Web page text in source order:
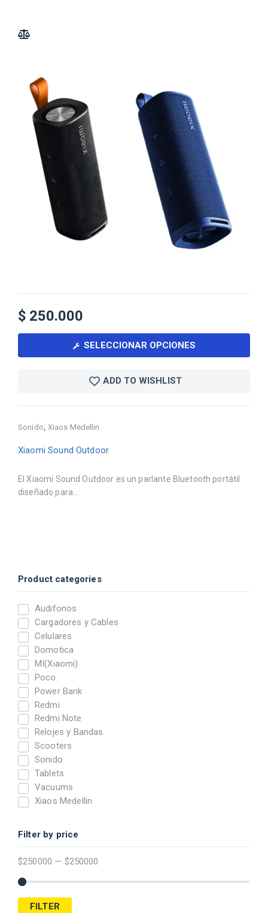
Product categories
Audifonos
Cargadores y Cables
Celulares
Domotica
MI(Xiaomi)
Poco
Power Bank
Redmi
Redmi Note
Relojes y Bandas
Scooters
Sonido
Tablets
Vacuums
Xiaos Medellin
Filter by price
$250000 — $250000
FILTER
Sonido, Xiaos Medellin
Xiaomi Sound Outdoor
El Xiaomi Sound Outdoor es un parlante Bluetooth portátil
diseñado para...
$ 250.000
SELECCIONAR OPCIONES
ADD TO WISHLIST